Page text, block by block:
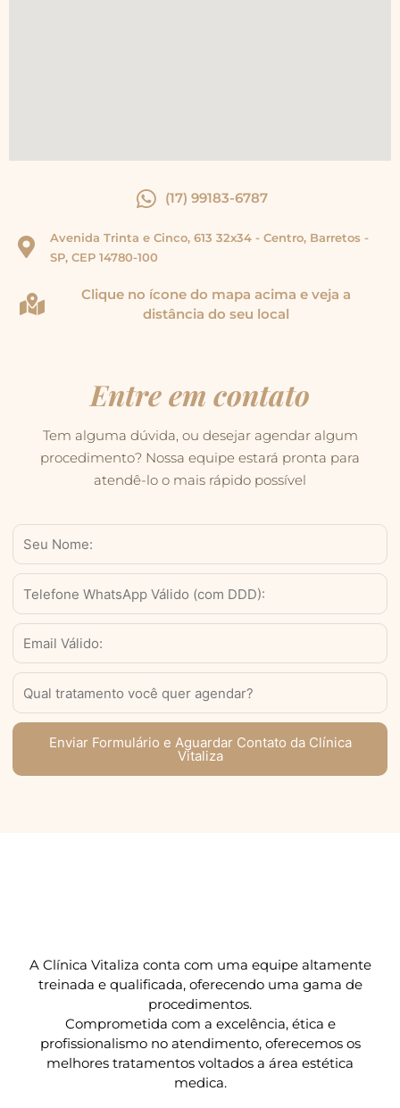
(17) 99183-6787
Avenida Trinta e Cinco, 613 32x34 - Centro, Barretos -
SP, CEP 14780-100
Clique no ícone do mapa acima e veja a
distância do seu local
Entre em contato
Tem alguma dúvida, ou desejar agendar algum
procedimento? Nossa equipe estará pronta para
atendê-lo o mais rápido possível
Nome
WhatsApp
Válido
(com
DDD)
Email
Serviço
Enviar Formulário e Aguardar Contato da Clínica
Vitaliza
A Clínica Vitaliza conta com uma equipe altamente
treinada e qualificada, oferecendo uma gama de
procedimentos.
Comprometida com a excelência, ética e
profissionalismo no atendimento, oferecemos os
melhores tratamentos voltados a área estética
medica.